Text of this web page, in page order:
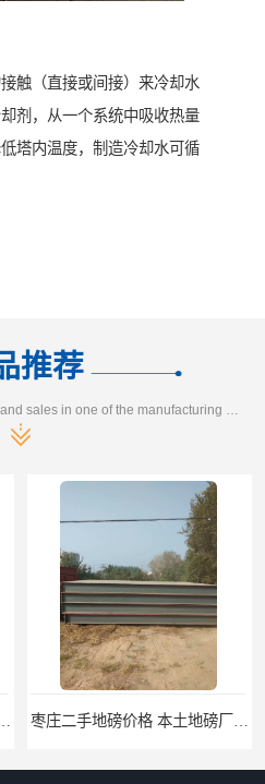
触（直接或间接）来冷却水
剂，从一个系统中吸收热量
塔内温度，制造冷却水可循
推荐
枣庄二手地磅价格 本土地磅厂100秒报价